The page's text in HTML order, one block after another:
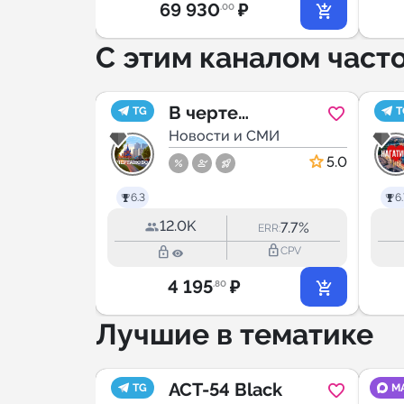
69 930.00 ₽
С этим каналом
TG
6.3
В черте
Чертаново.
Новости и СМИ
5.0
12.0K ERR:7.7%
lock_outline lock_outlineCPV
4 195.80 ₽
Лучшие в тематике
TG ACT-54 Black